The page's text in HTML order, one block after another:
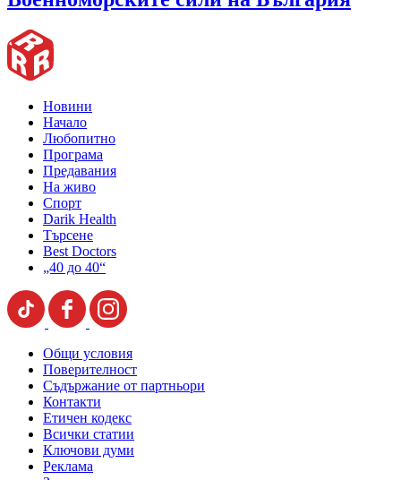
Новини
Начало
Любопитно
Програма
Предавания
На живо
Спорт
Darik Health
Търсене
Best Doctors
„40 до 40“
Общи условия
Поверителност
Съдържание от партньори
Контакти
Етичен кодекс
Всички статии
Ключови думи
Реклама